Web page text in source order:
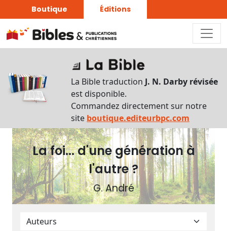
Boutique Éditions
La Bible traduction J. N. Darby révisée
est disponible.
Commandez directement sur notre
site boutique.editeurbpc.com
La foi... d'une génération à
l'autre ?
G. André
du
livre
supports
Exemplaire
papier
Nous